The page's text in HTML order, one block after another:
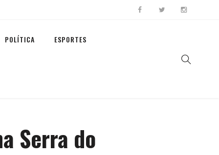
POLÍTICA ESPORTES
Serra do